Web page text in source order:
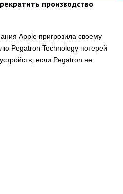
производство
Apple пригрозила своему
Pegatron Technology потерей
если Pegatron не